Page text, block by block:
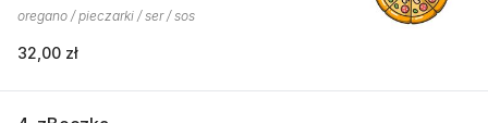
oregano / pieczarki / ser / sos
32,00 zł